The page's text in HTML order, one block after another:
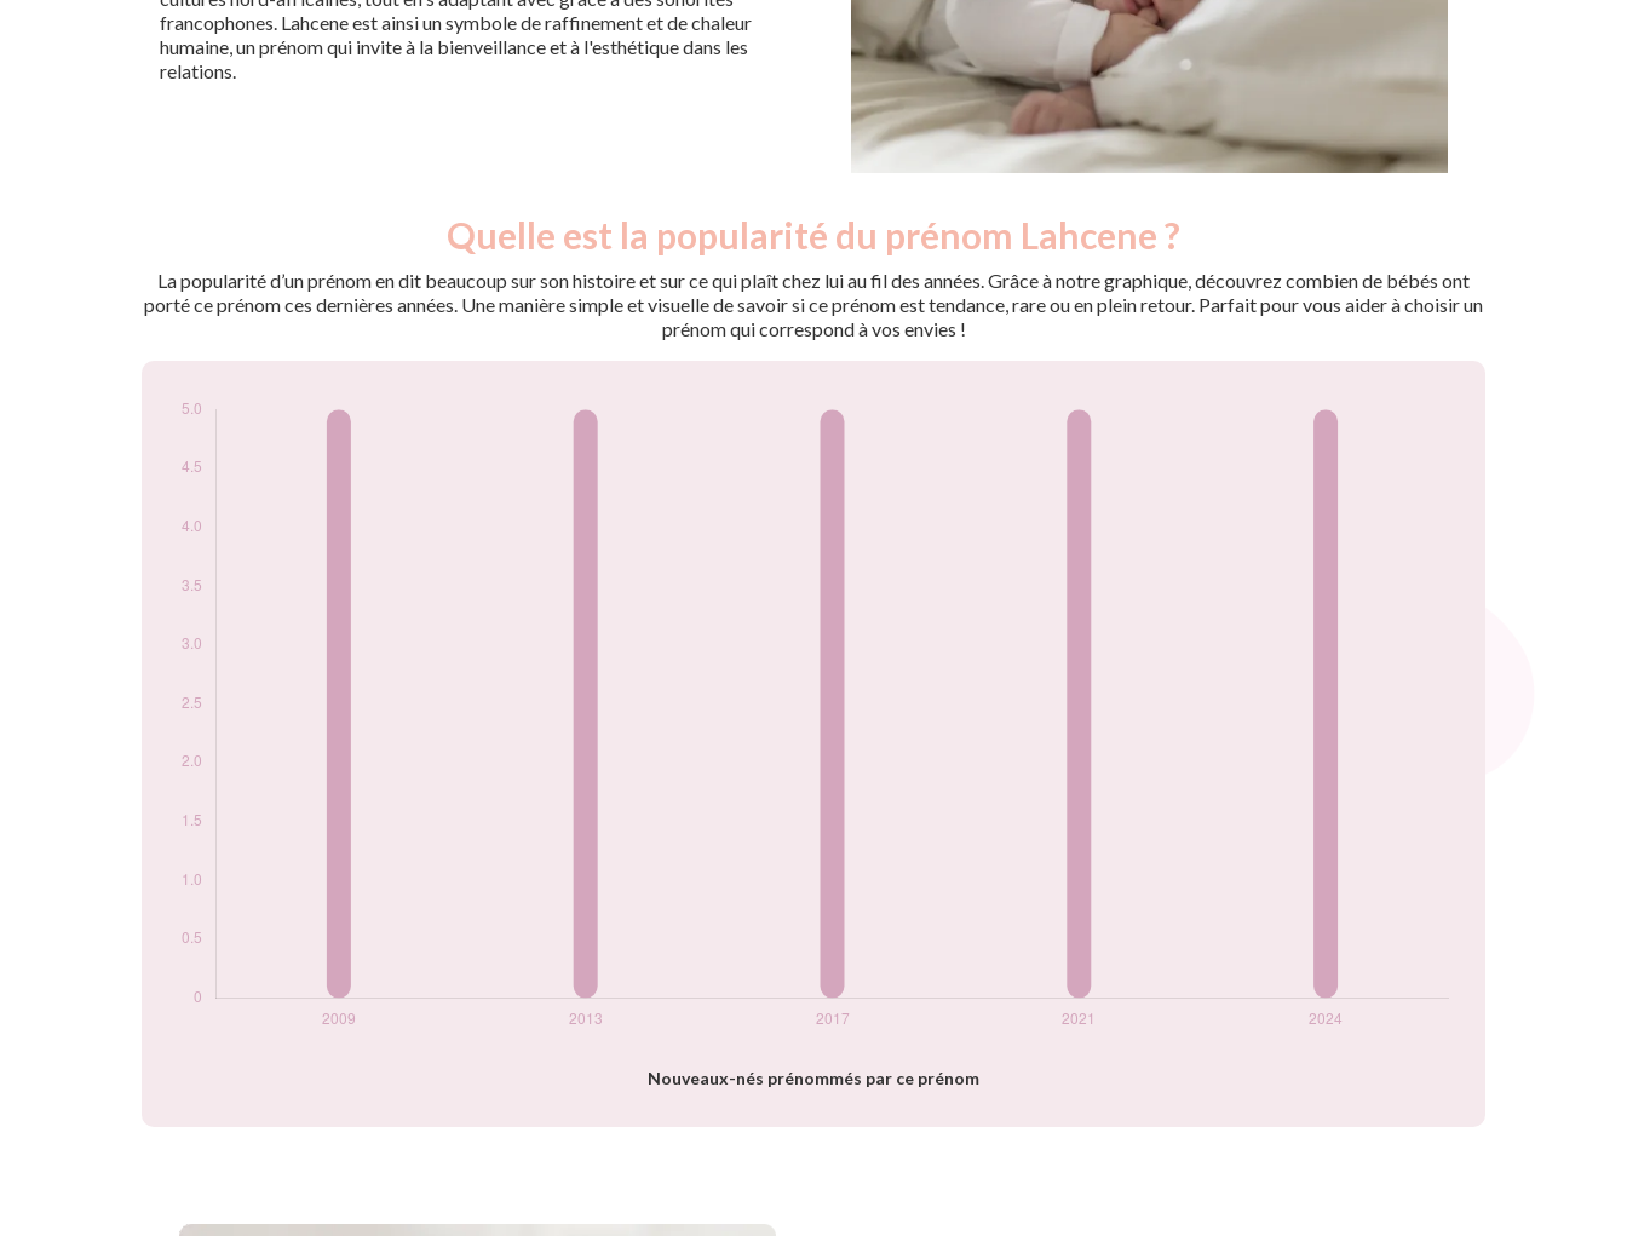
francophones. Lahcene est ainsi un symbole de raffinement et de chaleur
humaine, un prénom qui invite à la bienveillance et à l'esthétique dans les
relations.
Quelle est la popularité du prénom Lahcene ?
La popularité d’un prénom en dit beaucoup sur son histoire et sur ce qui plaît chez lui au fil des années. Grâce à notre graphique, découvrez combien de bébés ont
porté ce prénom ces dernières années. Une manière simple et visuelle de savoir si ce prénom est tendance, rare ou en plein retour. Parfait pour vous aider à choisir un
prénom qui correspond à vos envies !
Nouveaux-nés prénommés par ce prénom
Popularité du
par année
2009
5
2013
5